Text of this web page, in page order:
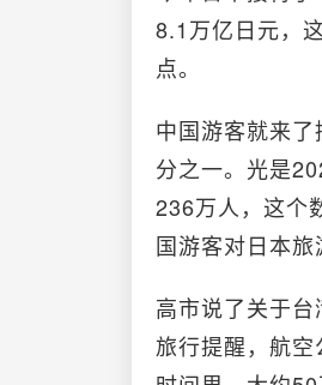
8.1万亿日元，
点。
中国游客就来
分之一。光是
236万人，这个
国游客对日本旅
高市说了关于
旅行提醒，航